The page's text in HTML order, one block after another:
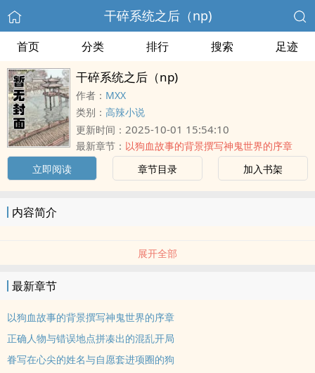
干碎系统之后（np)
首页 分类 排行 搜索 足迹
干碎系统之后（np)
作者： MXX
类别： 高辣小说
更新时间： 2025-10-01 15:54:10
最新章节： 以狗血故事的背景撰写神鬼世界的序章
立即阅读
章节目录 加入书架
内容简介
展开全部
最新章节
以狗血故事的背景撰写神鬼世界的序章
正确人物与错误地点拼凑出的混乱开局
眷写在心尖的姓名与自愿套进项圈的狗